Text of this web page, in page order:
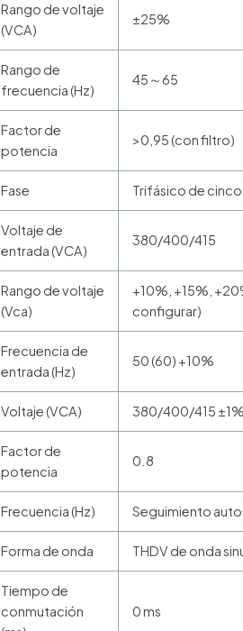
Rango de voltaje
(VCA)
±25%
Rango de
frecuencia (Hz)
45～65
Factor de
potencia
>0,95 (con filtro)
Fase Trifásico de cinco
Voltaje de
entrada (VCA)
380/400/415
Rango de voltaje
(Vca)
+10%, +15%,
configurar)
Frecuencia de
entrada (Hz)
50 (60) +10%
Voltaje (VCA) 380/400/415
Factor de
potencia
0.8
Frecuencia (Hz) Seguimiento
Forma de onda THDV de onda
Tiempo de
conmutación
0 ms